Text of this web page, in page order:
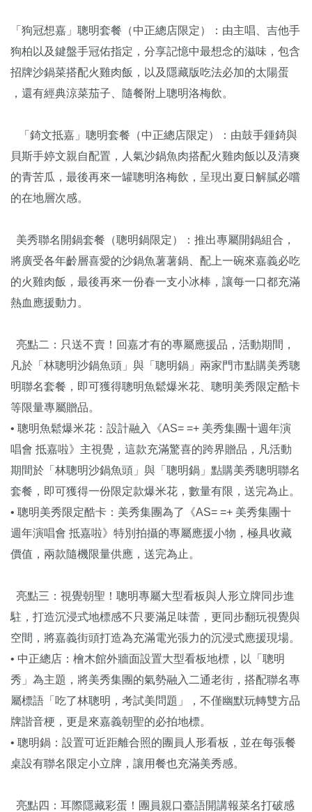
「狗冠想嘉」聰明套餐（中正總店限定）：由主唱、吉他手
狗柏以及鍵盤手冠佑指定，分享記憶中最想念的滋味，包含
招牌沙鍋菜搭配火雞肉飯，以及隱藏版吃法必加的太陽蛋
，還有經典涼菜茄子、隨餐附上聰明洛梅飲。
「錡文抵嘉」聰明套餐（中正總店限定）：由鼓手鍾錡與
貝斯手婷文親自配置，人氣沙鍋魚肉搭配火雞肉飯以及清爽
的青苦瓜，最後再來一罐聰明洛梅飲，呈現出夏日解膩必嚐
的在地層次感。
美秀聯名開鍋套餐（聰明鍋限定）：推出專屬開鍋組合，
將廣受各年齡層喜愛的沙鍋魚薯薯鍋、配上一碗來嘉義必吃
的火雞肉飯，最後再來一份春一支小冰棒，讓每一口都充滿
熱血應援動力。
亮點二：只送不賣！回嘉才有的專屬應援品，活動期間，
凡於「林聰明沙鍋魚頭」與「聰明鍋」兩家門市點購美秀聰
明聯名套餐，即可獲得聰明魚鬆爆米花、聰明美秀限定酷卡
等限量專屬贈品。
• 聰明魚鬆爆米花：設計融入《AS= =+ 美秀集團十週年演
唱會 抵嘉啦》主視覺，這款充滿驚喜的跨界贈品，凡活動
期間於「林聰明沙鍋魚頭」與「聰明鍋」點購美秀聰明聯名
套餐，即可獲得一份限定款爆米花，數量有限，送完為止。
• 聰明美秀限定酷卡：美秀集團為了《AS= =+ 美秀集團十
週年演唱會 抵嘉啦》特別拍攝的專屬應援小物，極具收藏
價值，兩款隨機限量供應，送完為止。
亮點三：視覺朝聖！聰明專屬大型看板與人形立牌同步進
駐，打造沉浸式地標感不只要滿足味蕾，更同步翻玩視覺與
空間，將嘉義街頭打造為充滿電光張力的沉浸式應援現場。
• 中正總店：檜木館外牆面設置大型看板地標，以「聰明
秀」為主題，將美秀集團的氣勢融入二通老街，搭配聯名專
屬標語「吃了林聰明，考試美問題」，不僅幽默玩轉雙方品
牌諧音梗，更是來嘉義朝聖的必拍地標。
• 聰明鍋：設置可近距離合照的團員人形看板，並在每張餐
桌設有聯名限定小立牌，讓用餐也充滿美秀感。
亮點四：耳際隱藏彩蛋！團員親口臺語開講報菜名打破感